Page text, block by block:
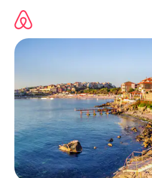
გადასვლა